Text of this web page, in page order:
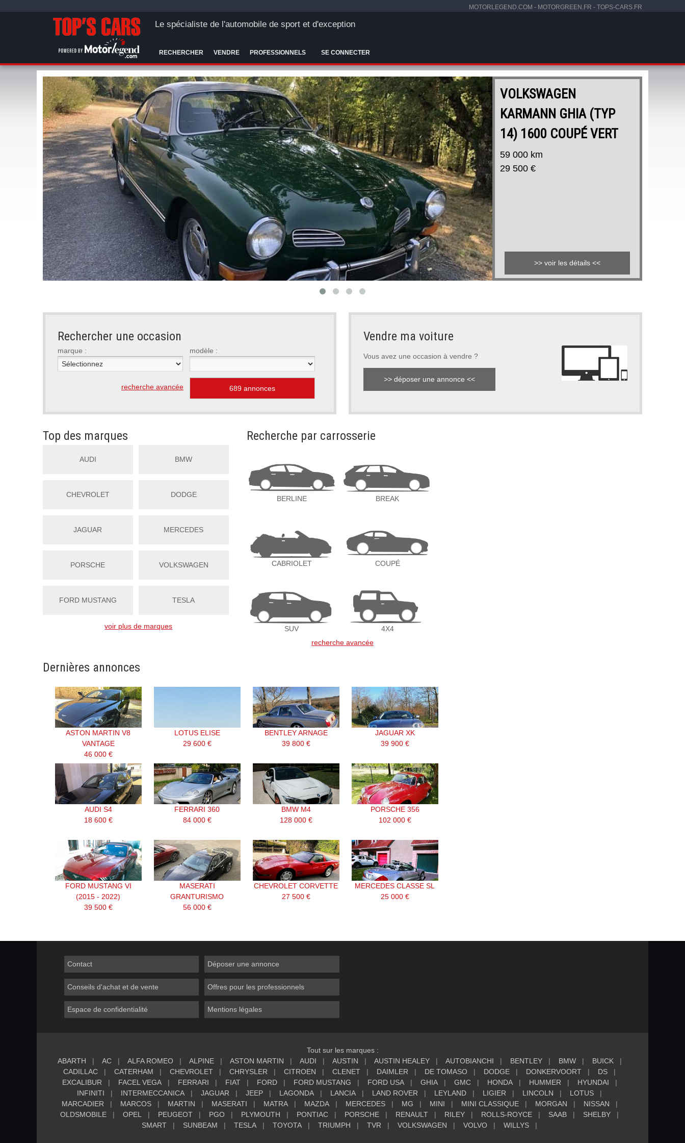
MOTORLEGEND.COM - MOTORGREEN.FR - TOPS-CARS.FR
Le spécialiste de l'automobile de sport et d'exception
RECHERCHER VENDRE PROFESSIONNELS SE CONNECTER
VOLKSWAGEN
KARMANN GHIA (TYP
14) 1600 COUPÉ VERT
59 000 km
29 500 €
>> voir les détails <<
Rechercher une occasion
marque : modèle :
recherche avancée
Vendre ma voiture
Vous avez une occasion à vendre ?
>> déposer une annonce <<
Top des marques
AUDI BMW
CHEVROLET DODGE
JAGUAR MERCEDES
PORSCHE VOLKSWAGEN
FORD MUSTANG TESLA
voir plus de marques
Recherche par carrosserie
BERLINE BREAK
CABRIOLET COUPÉ
SUV
4X4
recherche avancée
Dernières annonces
ASTON MARTIN V8
VANTAGE
46 000 €
LOTUS ELISE
29 600 €
BENTLEY ARNAGE
39 800 €
JAGUAR XK
39 900 €
AUDI S4
18 600 €
FERRARI 360
84 000 €
BMW M4
128 000 €
PORSCHE 356
102 000 €
FORD MUSTANG VI
(2015 - 2022)
39 500 €
MASERATI
GRANTURISMO
56 000 €
CHEVROLET CORVETTE
27 500 €
MERCEDES CLASSE SL
25 000 €
Contact Déposer une annonce
Conseils d'achat et de vente Offres pour les professionnels
Espace de confidentialité Mentions légales
Tout sur les marques :
ABARTH
AC ALFA ROMEO ALPINE ASTON MARTIN AUDI AUSTIN AUSTIN HEALEY AUTOBIANCHI BENTLEY BMW
BUICK
CADILLAC
CATERHAM CHEVROLET CHRYSLER CITROEN CLENET DAIMLER DE TOMASO DODGE DONKERVOORT
DS
EXCALIBUR
FACEL VEGA FERRARI FIAT FORD FORD MUSTANG FORD USA GHIA GMC HONDA HUMMER
HYUNDAI
INFINITI
INTERMECCANICA JAGUAR JEEP LAGONDA LANCIA LAND ROVER LEYLAND LIGIER LINCOLN
LOTUS
MARCADIER
MARCOS MARTIN MASERATI MATRA MAZDA MERCEDES MG MINI MINI CLASSIQUE MORGAN
NISSAN
OLDSMOBILE
OPEL PEUGEOT PGO PLYMOUTH PONTIAC PORSCHE RENAULT RILEY ROLLS-ROYCE SAAB
SHELBY
SMART
SUNBEAM TESLA TOYOTA TRIUMPH TVR VOLKSWAGEN VOLVO WILLYS